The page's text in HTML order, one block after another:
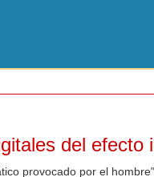
del efecto
provocado por el